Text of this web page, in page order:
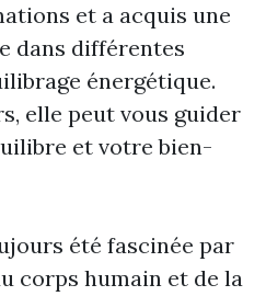
et a acquis une
dans différentes
énergétique.
elle peut vous guider
et votre bien-
été fascinée par
corps humain et de la